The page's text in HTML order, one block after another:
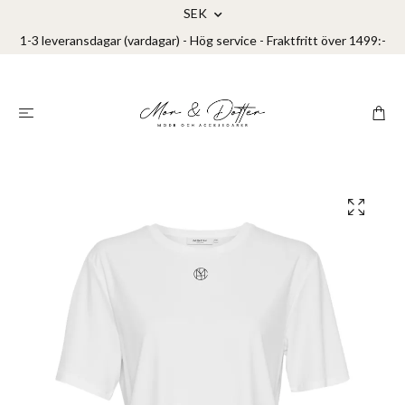
SEK
1-3 leveransdagar (vardagar) - Hög service - Fraktfritt över 1499:-